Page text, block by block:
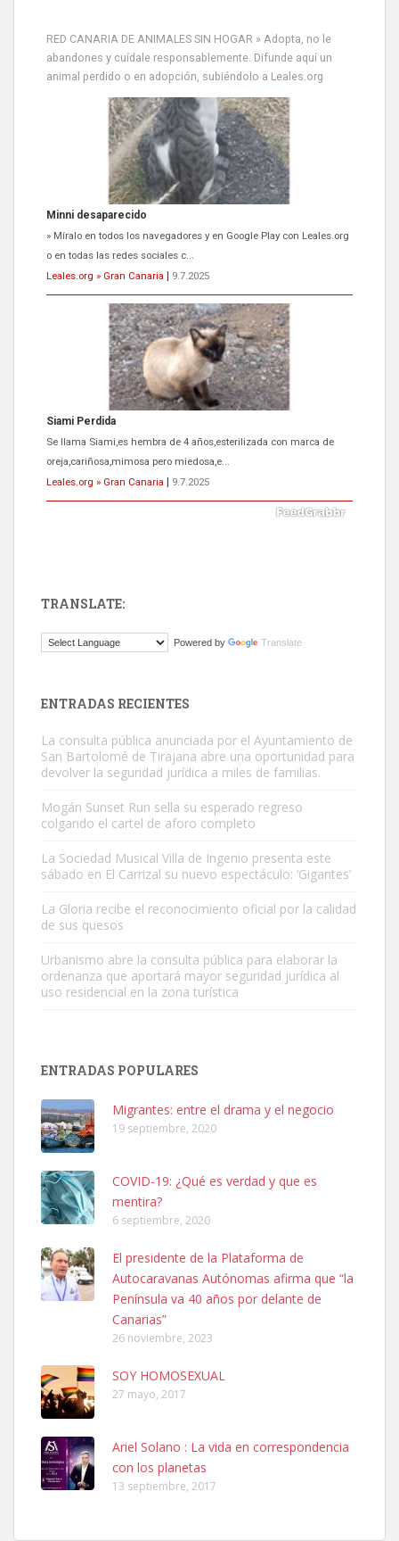
RED CANARIA DE ANIMALES SIN HOGAR » Adopta, no le
abandones y cuídale responsablemente. Difunde aquí un
animal perdido o en adopción, subiéndolo a Leales.org
Minni desaparecido
» Míralo en todos los navegadores y en Google Play con Leales.org
o en todas las redes sociales c...
Leales.org » Gran Canaria
9.7.2025
Siami Perdida
Se llama Siami,es hembra de 4 años,esterilizada con marca de
oreja,cariñosa,mimosa pero miedosa,e...
Leales.org » Gran Canaria
9.7.2025
El ayuntamiento se va a llevar a Los Gatos callejeros de la zona los
Gato manso encontrado
Este gato macho ha aparecido en la calle hace menos de un mes,
es muy manso y extremadamente cari...
Leales.org » Gran Canaria
SHIBA PERDIDO AVDA JOSE MESA Y LOPEZ
PERRO MACHO RAZA SHIBA CON MICROCHIP PERDIDO HOY
06/07/2025 ZONA MESA Y LOPEZ. ES MUY ASUSTADIZO
Leales.org » Gran Canaria
6.7.2025
Ninfa perdida
El día 5 se los perdió una ninfa papillera, asustada tiene miedo a la
calle, se perdió por la zon...
TRANSLATE:
Powered by Translate
ENTRADAS RECIENTES
La consulta pública anunciada por el Ayuntamiento de
San Bartolomé de Tirajana abre una oportunidad para
devolver la seguridad jurídica a miles de familias.
Mogán Sunset Run sella su esperado regreso
colgando el cartel de aforo completo
La Sociedad Musical Villa de Ingenio presenta este
sábado en El Carrizal su nuevo espectáculo: ‘Gigantes’
La Gloria recibe el reconocimiento oficial por la calidad
de sus quesos
Urbanismo abre la consulta pública para elaborar la
ordenanza que aportará mayor seguridad jurídica al
uso residencial en la zona turística
ENTRADAS POPULARES
Migrantes: entre el drama y el negocio
19 septiembre, 2020
COVID-19: ¿Qué es verdad y que es
mentira?
6 septiembre, 2020
El presidente de la Plataforma de
Autocaravanas Autónomas afirma que “la
Península va 40 años por delante de
Canarias”
26 noviembre, 2023
SOY HOMOSEXUAL
27 mayo, 2017
Ariel Solano : La vida en correspondencia
con los planetas
13 septiembre, 2017